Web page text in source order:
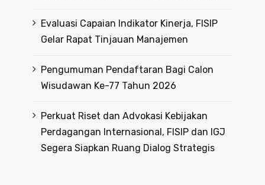
Evaluasi Capaian Indikator Kinerja, FISIP
Gelar Rapat Tinjauan Manajemen
Pengumuman Pendaftaran Bagi Calon
Wisudawan Ke-77 Tahun 2026
Perkuat Riset dan Advokasi Kebijakan
Perdagangan Internasional, FISIP dan IGJ
Segera Siapkan Ruang Dialog Strategis